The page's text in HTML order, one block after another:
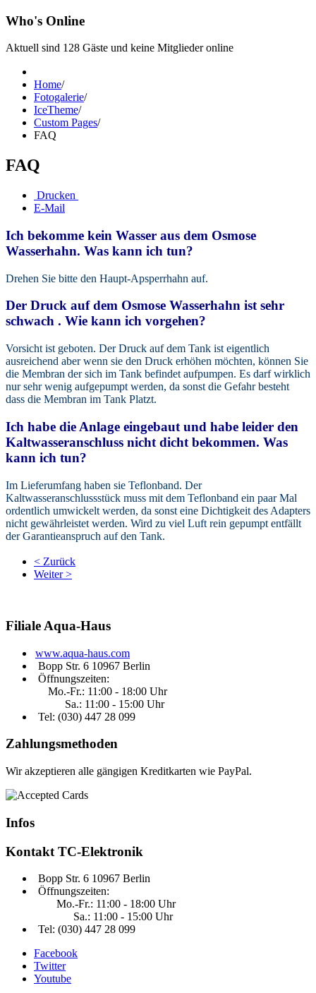
Who's Online
Aktuell sind 128 Gäste und keine Mitglieder online
Home/
Fotogalerie/
IceTheme/
Custom Pages/
FAQ
FAQ
Drucken
E-Mail
Ich bekomme kein Wasser aus dem Osmose
Wasserhahn. Was kann ich tun?
Drehen Sie bitte den Haupt-Apsperrhahn auf.
Der Druck auf dem Osmose Wasserhahn ist sehr
schwach . Wie kann ich vorgehen?
Vorsicht ist geboten. Der Druck auf dem Tank ist eigentlich
ausreichend aber wenn sie den Druck erhöhen möchten, können Sie
die Membran der sich im Tank befindet aufpumpen. Es darf wirklich
nur sehr wenig aufgepumpt werden, da sonst die Gefahr besteht
dass die Membran im Tank Platzt.
Ich habe die Anlage eingebaut und habe leider den
Kaltwasseranschluss nicht dicht bekommen. Was
kann ich tun?
Im Lieferumfang haben sie Teflonband. Der
Kaltwasseranschlussstück muss mit dem Teflonband ein paar Mal
ordentlich umwickelt werden, da sonst eine Dichtigkeit des Adapters
nicht gewährleistet werden. Wird zu viel Luft rein gepumpt entfällt
der Garantieanspruch auf den Tank.
< Zurück
Weiter >
Filiale Aqua-Haus
www.aqua-haus.com
Bopp Str. 6 10967 Berlin
Öffnungszeiten:
Mo.-Fr.: 11:00 - 18:00 Uhr
Sa.: 11:00 - 15:00 Uhr
Tel: (030) 447 28 099
Zahlungsmethoden
Wir akzeptieren alle gängigen Kreditkarten wie PayPal.
Infos
Kontakt TC-Elektronik
Bopp Str. 6 10967 Berlin
Öffnungszeiten:
Mo.-Fr.: 11:00 - 18:00 Uhr
Sa.: 11:00 - 15:00 Uhr
Tel: (030) 447 28 099
Facebook
Twitter
Youtube